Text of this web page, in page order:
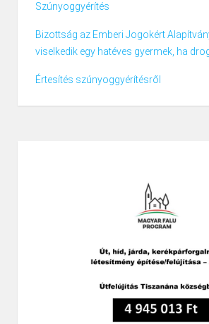
Szúnyoggyérítés
Bizottság az Emberi Jogokért
viselkedik egy hatéves gyermek, ha
Értesítés szúnyoggyérítésről